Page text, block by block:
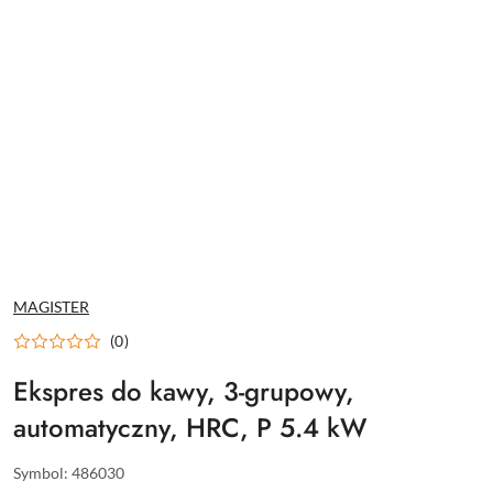
NAZWA
PRODUCENTA:
MAGISTER
(0)
Ekspres do kawy, 3-grupowy,
automatyczny, HRC, P 5.4 kW
Symbol: 486030